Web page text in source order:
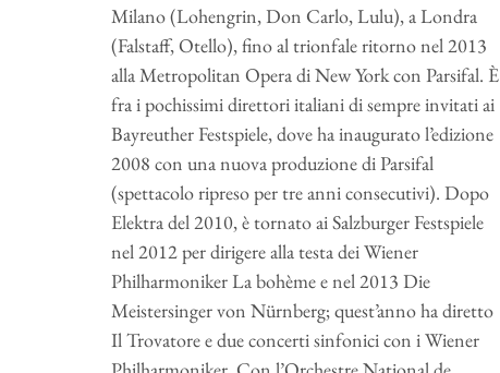
Milano (Lohengrin, Don Carlo, Lulu), a Londra
(Falstaff, Otello), fino al trionfale ritorno nel 2013
alla Metropolitan Opera di New York con Parsifal. È
fra i pochissimi direttori italiani di sempre invitati ai
Bayreuther Festspiele, dove ha inaugurato l’edizione
2008 con una nuova produzione di Parsifal
(spettacolo ripreso per tre anni consecutivi). Dopo
Elektra del 2010, è tornato ai Salzburger Festspiele
nel 2012 per dirigere alla testa dei Wiener
Philharmoniker La bohème e nel 2013 Die
Meistersinger von Nürnberg; quest’anno ha diretto
Il Trovatore e due concerti sinfonici con i Wiener